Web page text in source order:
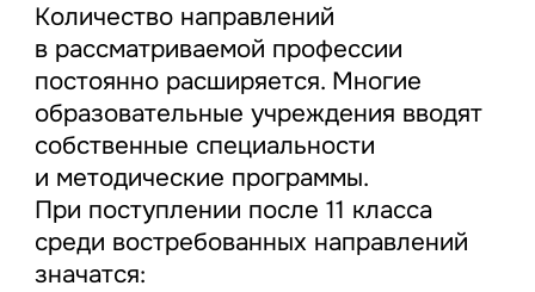
Количество направлений
в рассматриваемой профессии
постоянно расширяется. Многие
образовательные учреждения вводят
собственные специальности
и методические программы.
При поступлении после 11 класса
среди востребованных направлений
значатся: